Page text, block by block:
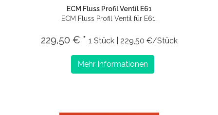
ECM Fluss Profil Ventil E61
ECM Fluss Profil Ventil für E61.
229,50 € * 1 Stück | 229,50 €/Stück
Mehr Informationen